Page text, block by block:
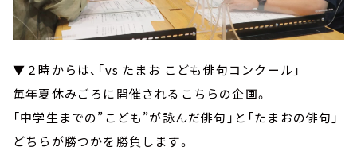
▼２時からは、「vs たまお こども俳句コンクール」
毎年夏休みごろに開催されるこちらの企画。
「中学生までの”こども”が詠んだ俳句」と「たまおの俳句」
どちらが勝つかを勝負します。